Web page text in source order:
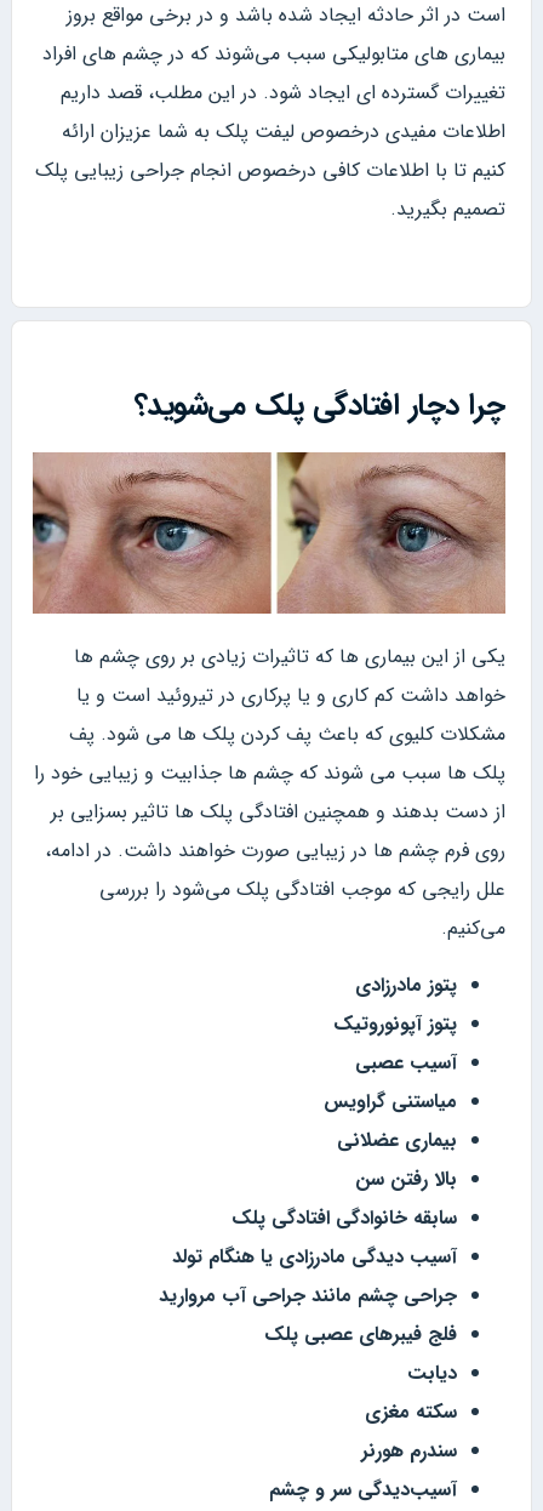
است در اثر حادثه ایجاد شده باشد و در برخی مواقع بروز
بیماری های متابولیکی سبب می‌شوند که در چشم های افراد
تغییرات گسترده ای ایجاد شود. در این مطلب، قصد داریم
اطلاعات مفیدی درخصوص لیفت پلک به شما عزیزان ارائه
کنیم تا با اطلاعات کافی درخصوص انجام جراحی زیبایی پلک
تصمیم بگیرید.
چرا دچار افتادگی پلک می‌شوید؟
یکی از این بیماری ها که تاثیرات زیادی بر روی چشم ها
خواهد داشت کم کاری و یا پرکاری در تیروئید است و یا
مشکلات کلیوی که باعث پف کردن پلک ها می شود. پف
پلک ها سبب می شوند که چشم ها جذابیت و زیبایی خود را
از دست بدهند و همچنین افتادگی پلک ها تاثیر بسزایی بر
روی فرم چشم ها در زیبایی صورت خواهند داشت. در ادامه،
علل رایجی که موجب افتادگی پلک می‌شود را بررسی
می‌کنیم.
پتوز مادرزادی
پتوز آپونوروتیک
آسیب عصبی
میاستنی گراویس
بیماری عضلانی
بالا رفتن سن
سابقه خانوادگی افتادگی پلک
آسیب دیدگی مادرزادی یا هنگام تولد
جراحی چشم مانند جراحی آب مروارید
فلج فیبرهای عصبی پلک
دیابت
سکته مغزی
سندرم هورنر
آسیب‌دیدگی سر و چشم